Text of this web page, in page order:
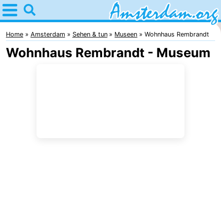
Home
Amsterdam
Interessante
Home Amsterdam Sehen & tun Museen Wohnhaus Rembrandt
Wohnhaus Rembrandt - Museum